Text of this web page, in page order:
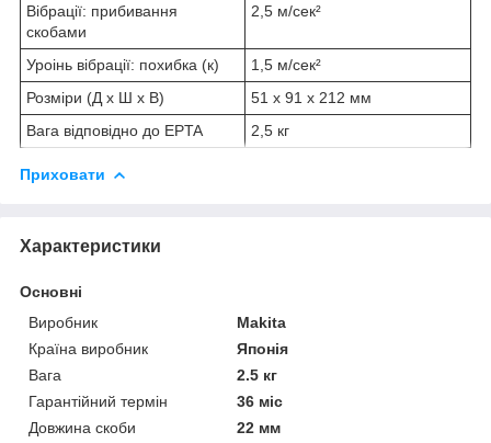
Вібрації: прибивання
скобами
2,5 м/сек²
Уроінь вібрації: похибка (к)
1,5 м/сек²
Розміри (Д х Ш х В)
51 x 91 x 212 мм
Вага відповідно до EPTA
2,5 кг
Приховати
Характеристики
Основні
Виробник
Makita
Країна виробник
Японія
Вага
2.5 кг
Гарантійний термін
36 міс
Довжина скоби
22 мм